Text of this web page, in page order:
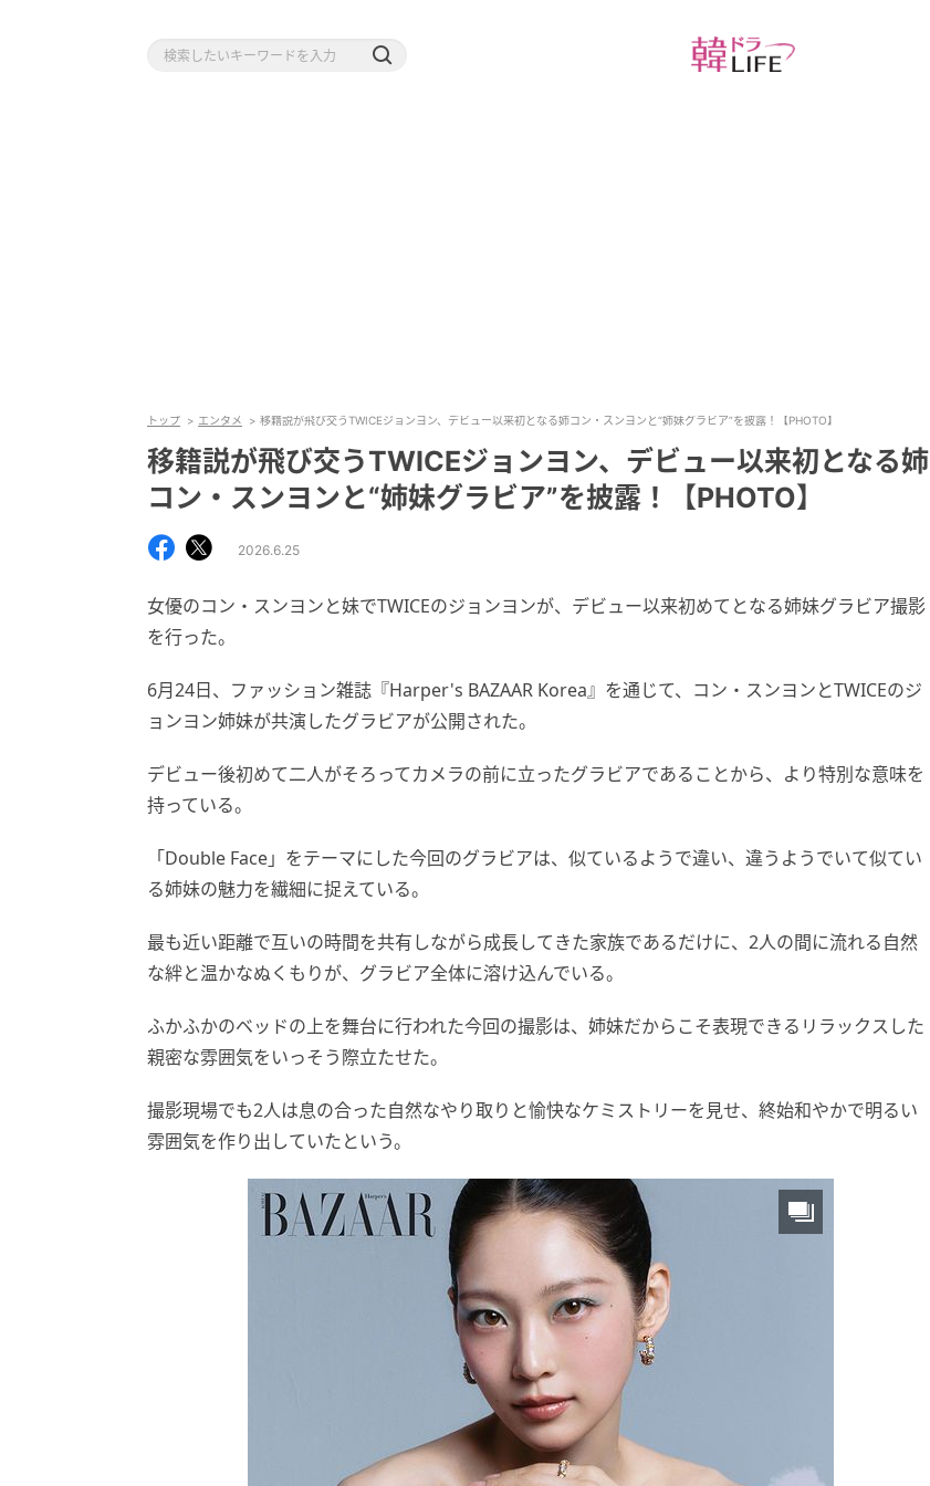
トップ エンタメ 移籍説が飛び交うTWICEジョンヨン、デビュー以来初となる姉コン・スンヨンと“姉妹グラビア”を披露！【PHOTO】
移籍説が飛び交うTWICEジョンヨン、デビュー以来初となる姉
コン・スンヨンと“姉妹グラビア”を披露！【PHOTO】
2026.6.25
女優のコン・スンヨンと妹でTWICEのジョンヨンが、デビュー以来初めてとなる姉妹グラビア撮影
を行った。
6月24日、ファッション雑誌『Harper's BAZAAR Korea』を通じて、コン・スンヨンとTWICEのジ
ョンヨン姉妹が共演したグラビアが公開された。
デビュー後初めて二人がそろってカメラの前に立ったグラビアであることから、より特別な意味を
持っている。
「Double Face」をテーマにした今回のグラビアは、似ているようで違い、違うようでいて似てい
る姉妹の魅力を繊細に捉えている。
最も近い距離で互いの時間を共有しながら成長してきた家族であるだけに、2人の間に流れる自然
な絆と温かなぬくもりが、グラビア全体に溶け込んでいる。
ふかふかのベッドの上を舞台に行われた今回の撮影は、姉妹だからこそ表現できるリラックスした
親密な雰囲気をいっそう際立たせた。
撮影現場でも2人は息の合った自然なやり取りと愉快なケミストリーを見せ、終始和やかで明るい
雰囲気を作り出していたという。